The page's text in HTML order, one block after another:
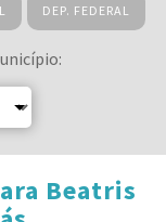
DEP. FEDERAL
Beatris